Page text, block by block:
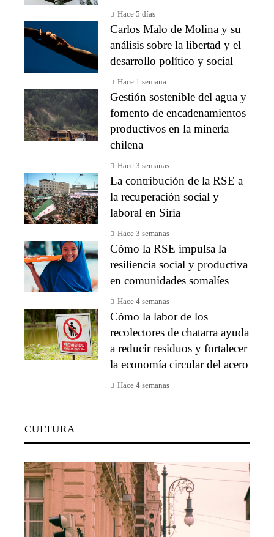
Hace 5 días
Carlos Malo de Molina y su
análisis sobre la libertad y el
desarrollo político y social
Hace 1 semana
Gestión sostenible del agua y
fomento de encadenamientos
productivos en la minería
chilena
Hace 3 semanas
La contribución de la RSE a
la recuperación social y
laboral en Siria
Hace 3 semanas
Cómo la RSE impulsa la
resiliencia social y productiva
en comunidades somalíes
Hace 4 semanas
Cómo la labor de los
recolectores de chatarra ayuda
a reducir residuos y fortalecer
la economía circular del acero
Hace 4 semanas
CULTURA